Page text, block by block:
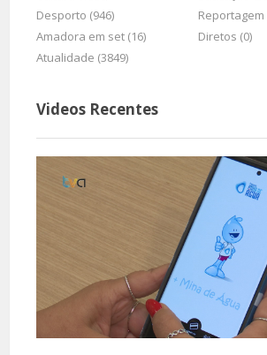
Desporto (946)
Reportagem
Amadora em set (16)
Diretos (0)
Atualidade (3849)
Videos Recentes